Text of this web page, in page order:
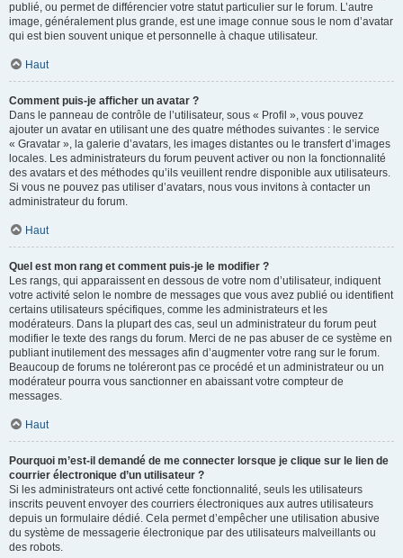
publié, ou permet de différencier votre statut particulier sur le forum. L’autre
image, généralement plus grande, est une image connue sous le nom d’avatar
qui est bien souvent unique et personnelle à chaque utilisateur.
Haut
Comment puis-je afficher un avatar ?
Dans le panneau de contrôle de l’utilisateur, sous « Profil », vous pouvez
ajouter un avatar en utilisant une des quatre méthodes suivantes : le service
« Gravatar », la galerie d’avatars, les images distantes ou le transfert d’images
locales. Les administrateurs du forum peuvent activer ou non la fonctionnalité
des avatars et des méthodes qu’ils veuillent rendre disponible aux utilisateurs.
Si vous ne pouvez pas utiliser d’avatars, nous vous invitons à contacter un
administrateur du forum.
Haut
Quel est mon rang et comment puis-je le modifier ?
Les rangs, qui apparaissent en dessous de votre nom d’utilisateur, indiquent
votre activité selon le nombre de messages que vous avez publié ou identifient
certains utilisateurs spécifiques, comme les administrateurs et les
modérateurs. Dans la plupart des cas, seul un administrateur du forum peut
modifier le texte des rangs du forum. Merci de ne pas abuser de ce système en
publiant inutilement des messages afin d’augmenter votre rang sur le forum.
Beaucoup de forums ne toléreront pas ce procédé et un administrateur ou un
modérateur pourra vous sanctionner en abaissant votre compteur de
messages.
Haut
Pourquoi m’est-il demandé de me connecter lorsque je clique sur le lien de
courrier électronique d’un utilisateur ?
Si les administrateurs ont activé cette fonctionnalité, seuls les utilisateurs
inscrits peuvent envoyer des courriers électroniques aux autres utilisateurs
depuis un formulaire dédié. Cela permet d’empêcher une utilisation abusive
du système de messagerie électronique par des utilisateurs malveillants ou
des robots.